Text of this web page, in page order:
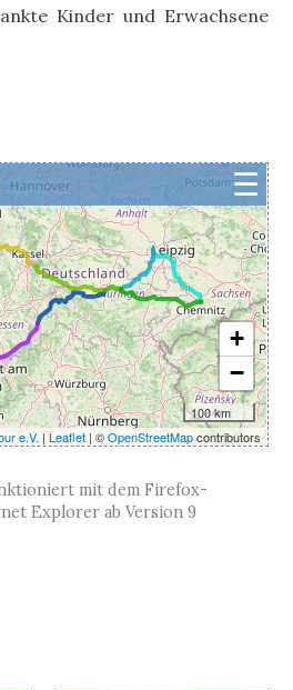
Kinder und Erwachsene
mit dem Firefox-
Explorer ab Version 9